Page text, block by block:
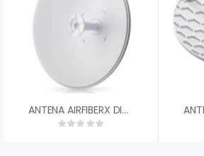
ANTENA AIRFIBERX DISH UBIQUITI AF-5G30-S45 30DBI 45║ 4.9-5.9 GHZ DUAL POLARIDAD RP-SMA